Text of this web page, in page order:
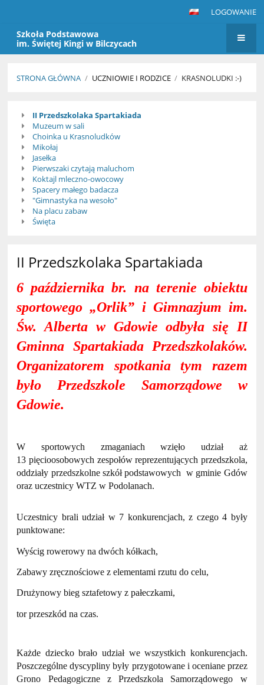
LOGOWANIE
Szkoła Podstawowa
im. Świętej Kingi w Bilczycach
STRONA GŁÓWNA / UCZNIOWIE I RODZICE / KRASNOLUDKI :-)
Krasnoludki
:-)
II Przedszkolaka Spartakiada
Muzeum w sali
Choinka u Krasnoludków
Mikołaj
Jasełka
Pierwszaki czytają maluchom
Koktajl mleczno-owocowy
Spacery małego badacza
"Gimnastyka na wesoło"
Na placu zabaw
Święta
II Przedszkolaka Spartakiada
6 października br. na terenie obiektu
sportowego „Orlik” i Gimnazjum im.
Św. Alberta w Gdowie odbyła się II
Gminna Spartakiada Przedszkolaków.
Organizatorem spotkania tym razem
było Przedszkole Samorządowe w
Gdowie.
W sportowych zmaganiach wzięło udział aż
13 pięcioosobowych zespołów reprezentujących przedszkola,
oddziały przedszkolne szkół podstawowych w gminie Gdów
oraz uczestnicy WTZ w Podolanach.
Uczestnicy brali udział w 7 konkurencjach, z czego 4 były
punktowane:
Wyścig rowerowy na dwóch kółkach,
Zabawy zręcznościowe z elementami rzutu do celu,
Drużynowy bieg sztafetowy z pałeczkami,
tor przeszkód na czas.
Każde dziecko brało udział we wszystkich konkurencjach.
Poszczególne dyscypliny były przygotowane i oceniane przez
Grono Pedagogiczne z Przedszkola Samorządowego w